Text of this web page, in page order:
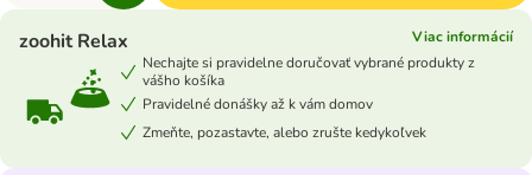
zoohit Relax
Viac informácií
Nechajte si pravidelne doručovať vybrané produkty z
vášho košíka
Pravidelné donášky až k vám domov
Zmeňte, pozastavte, alebo zrušte kedykoľvek